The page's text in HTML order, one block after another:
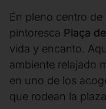
En pleno centro de
pintoresca Plaça
vida y encanto.
ambiente relajado
en uno de los
que rodean la